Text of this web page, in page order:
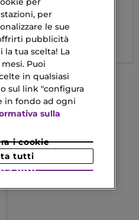
rossetto Ultra-Care
Personalizzabile
37,00 €
per
le sue
pubblicità
tua scelta! La
Puoi
in qualsiasi
sul link "configura
in fondo ad ogni
sulla
i cookie
tutti
tutti